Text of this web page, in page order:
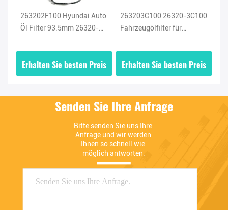
263202F100 Hyundai Auto
Öl Filter 93.5mm 26320-
Santa Fa KIA
Erhalten Sie besten Preis
263203C100 26320-3C100
Fahrzeugölfilter für
Sonata KIA Sedona
Sorento 3.3L 3.8L
Erhalten Sie besten Preis
Senden Sie Ihre Anfrage
Bitte senden Sie uns Ihre
Anfrage und wir werden
Ihnen so schnell wie
möglich antworten.